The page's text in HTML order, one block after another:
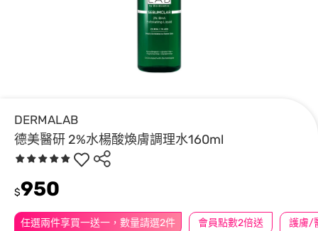
DERMALAB
德美醫研 2%水楊酸煥膚調理水160ml
任選兩件享買一送一，數量請選2件 會員點數2倍送
$950